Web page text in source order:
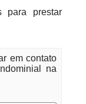
para prestar
em contato
na